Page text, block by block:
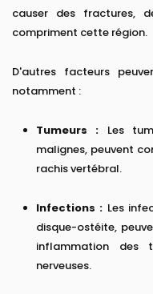
causer des fractures,
compriment cette région.
D'autres facteurs
notamment :
Tumeurs : Les
malignes, peuvent
rachis vertébral.
Infections : Les
disque-ostéite,
inflammation des
nerveuses.